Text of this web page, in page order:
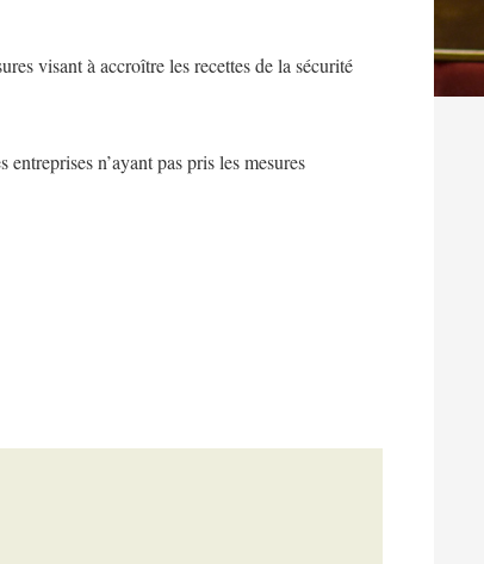
visant à accroître les recettes de la sécurité
n’ayant pas pris les mesures